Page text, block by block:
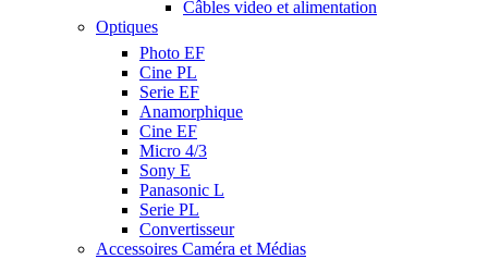
Câbles video et alimentation
Optiques
Photo EF
Cine PL
Serie EF
Anamorphique
Cine EF
Micro 4/3
Sony E
Panasonic L
Serie PL
Convertisseur
Accessoires Caméra et Médias